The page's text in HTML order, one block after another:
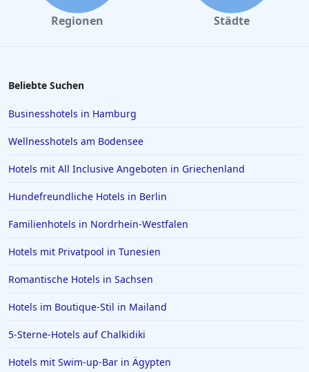
Regionen Städte
Beliebte Suchen
Businesshotels in Hamburg
Wellnesshotels am Bodensee
Hotels mit All Inclusive Angeboten in Griechenland
Hundefreundliche Hotels in Berlin
Familienhotels in Nordrhein-Westfalen
Hotels mit Privatpool in Tunesien
Romantische Hotels in Sachsen
Hotels im Boutique-Stil in Mailand
5-Sterne-Hotels auf Chalkidiki
Hotels mit Swim-up-Bar in Ägypten